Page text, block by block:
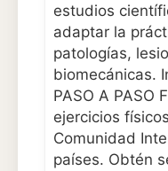
estudios
adaptar la
patologías,
biomecánicas.
PASO A PASO
ejercicios
Comunidad
países. Obtén